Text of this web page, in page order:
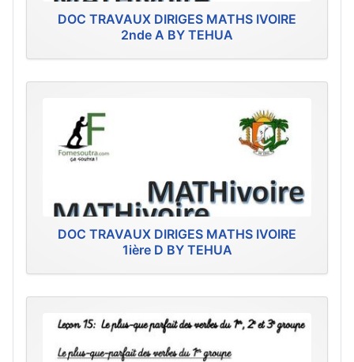
DOC TRAVAUX DIRIGES MATHS IVOIRE
2nde A BY TEHUA
DOC TRAVAUX DIRIGES MATHS IVOIRE
1ière D BY TEHUA